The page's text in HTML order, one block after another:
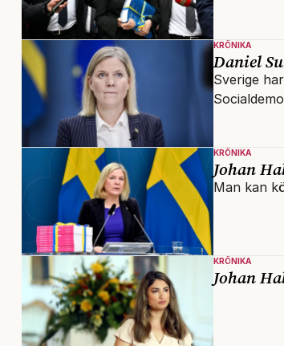
KRÖNIKA
Daniel
Sverige
KRÖNIKA
Johan
Man kan
KRÖNIKA
Johan